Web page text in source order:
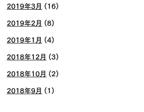
2019年3月 (16)
2019年2月 (8)
2019年1月 (4)
2018年12月 (3)
2018年10月 (2)
2018年9月 (1)